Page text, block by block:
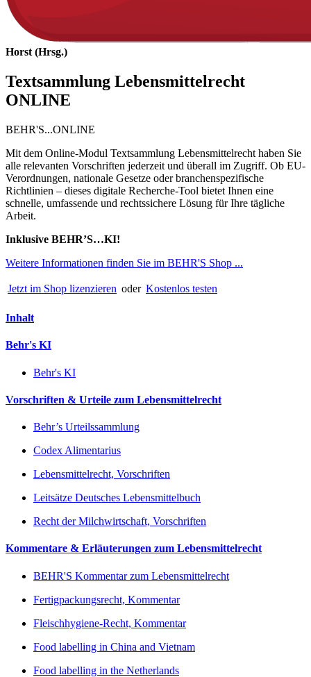
Horst (Hrsg.)
Textsammlung Lebensmittelrecht
ONLINE
BEHR'S...ONLINE
Mit dem Online-Modul Textsammlung Lebensmittelrecht haben Sie
alle relevanten Vorschriften jederzeit und überall im Zugriff. Ob EU-
Verordnungen, nationale Gesetze oder branchenspezifische
Richtlinien – dieses digitale Recherche-Tool bietet Ihnen eine
schnelle, umfassende und rechtssichere Lösung für Ihre tägliche
Arbeit.
Inklusive BEHR’S…KI!
Weitere Informationen finden Sie im BEHR'S Shop ...
Jetzt im Shop lizenzieren oder Kostenlos testen
Inhalt
Behr's KI
Behr's KI
Vorschriften & Urteile zum Lebensmittelrecht
Behr’s Urteilssammlung
Codex Alimentarius
Lebensmittelrecht, Vorschriften
Leitsätze Deutsches Lebensmittelbuch
Recht der Milchwirtschaft, Vorschriften
Kommentare & Erläuterungen zum Lebensmittelrecht
BEHR'S Kommentar zum Lebensmittelrecht
Fertigpackungsrecht, Kommentar
Fleischhygiene-Recht, Kommentar
Food labelling in China and Vietnam
Food labelling in the Netherlands